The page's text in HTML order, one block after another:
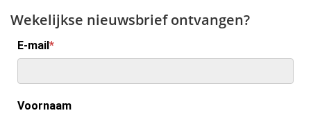
Wekelijkse nieuwsbrief ontvangen?